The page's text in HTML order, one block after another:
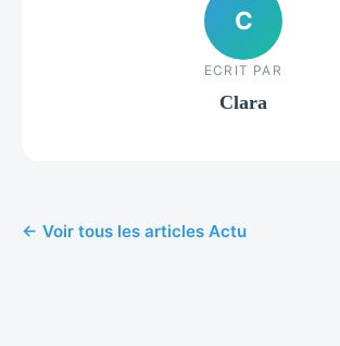
C
ECRIT PAR
Clara
← Voir tous les articles Actu